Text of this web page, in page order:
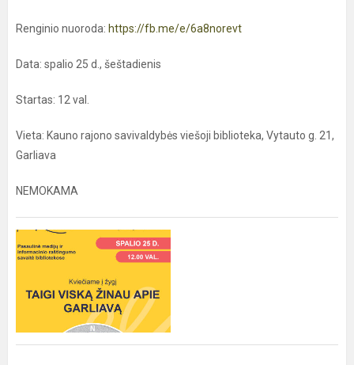
Renginio nuoroda: https://fb.me/e/6a8norevt
Data: spalio 25 d., šeštadienis
Startas: 12 val.
Vieta: Kauno rajono savivaldybės viešoji biblioteka, Vytauto g. 21,
Garliava
NEMOKAMA